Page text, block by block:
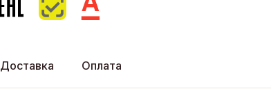
Доставка Оплата